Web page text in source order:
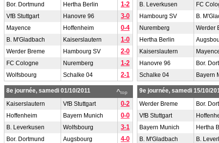
Bor. Dortmund Hertha Berlin 1-2
VfB Stuttgart Hanovre 96 3-0
Mayence Hoffenheim 0-4
B. M'Gladbach Kaiserslautern 1-0
Werder Breme Hambourg SV 2-0
FC Cologne Nuremberg 1-2
Wolfsbourg Schalke 04 2-1
B. Leverkusen
FC
Hambourg SV
B.
Nuremberg
Werder
Hertha Berlin
Kaiserslautern
Hanovre 96
Bor.
Schalke 04
Bayern
^top
8e journée, samedi 01/10/2011
Kaiserslautern
VfB Stuttgart 0-2
Hoffenheim Bayern Munich 0-0
B. Leverkusen Wolfsbourg 3-1
Bor. Dortmund Augsbourg 4-0
9e journée, samedi 15/10/
Werder Breme
Bor.
VfB Stuttgart
Bayern Munich
Hertha
B. M'Gladbach
B.